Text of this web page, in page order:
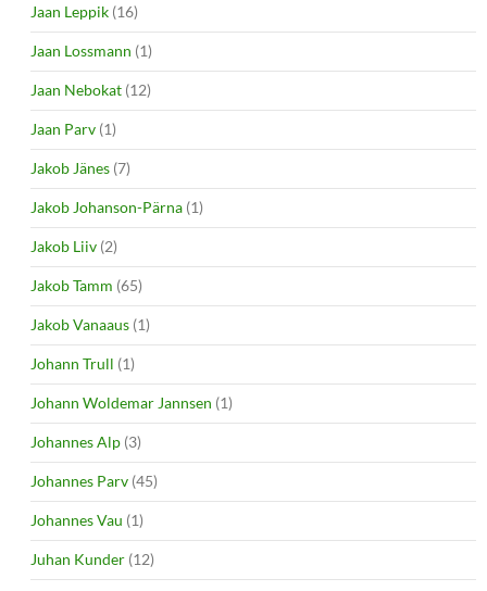
Jaan Leppik (16)
Jaan Lossmann (1)
Jaan Nebokat (12)
Jaan Parv (1)
Jakob Jänes (7)
Jakob Johanson-Pärna (1)
Jakob Liiv (2)
Jakob Tamm (65)
Jakob Vanaaus (1)
Johann Trull (1)
Johann Woldemar Jannsen (1)
Johannes Alp (3)
Johannes Parv (45)
Johannes Vau (1)
Juhan Kunder (12)